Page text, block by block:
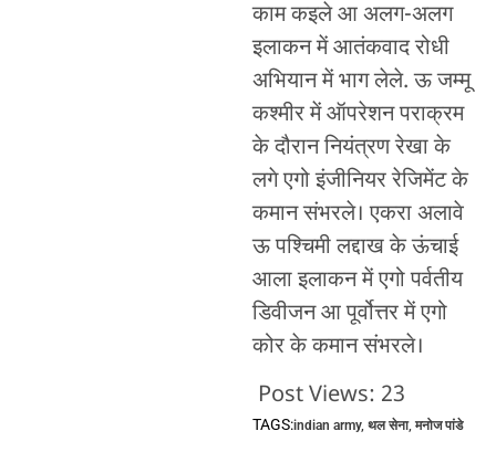
काम कइले आ अलग-अलग
इलाकन में आतंकवाद रोधी
अभियान में भाग लेले. ऊ जम्मू
कश्मीर में ऑपरेशन पराक्रम
के दौरान नियंत्रण रेखा के
लगे एगो इंजीनियर रेजिमेंट के
कमान संभरले। एकरा अलावे
ऊ पश्चिमी लद्दाख के ऊंचाई
आला इलाकन में एगो पर्वतीय
डिवीजन आ पूर्वोत्तर में एगो
कोर के कमान संभरले।
Post Views: 23
TAGS:indian army, थल सेना, मनोज पांडे